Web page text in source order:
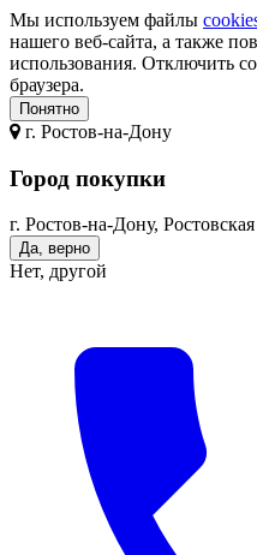
Мы используем файлы
нашего веб-сайта, а также
использования. Отключить
браузера.
Понятно
г. Ростов-на-Дону
Город покупки
г. Ростов-на-Дону,
Да, верно
Нет, другой